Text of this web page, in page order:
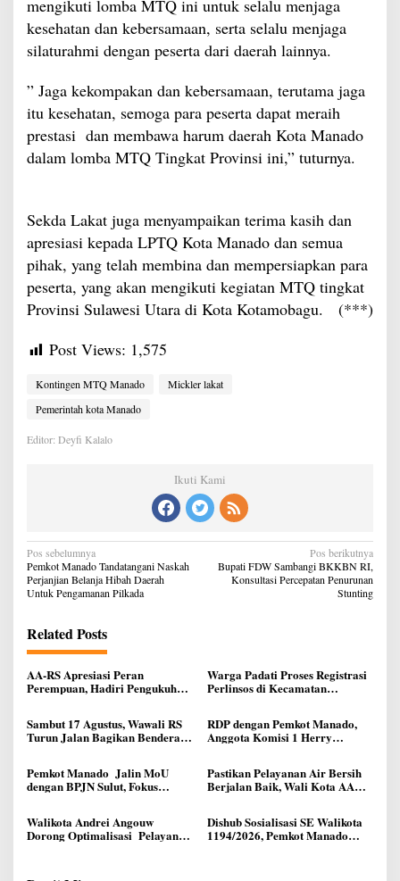
mengikuti lomba MTQ ini untuk selalu menjaga
kesehatan dan kebersamaan, serta selalu menjaga
silaturahmi dengan peserta dari daerah lainnya.
” Jaga kekompakan dan kebersamaan, terutama jaga
itu kesehatan, semoga para peserta dapat meraih
prestasi dan membawa harum daerah Kota Manado
dalam lomba MTQ Tingkat Provinsi ini,” tuturnya.
Sekda Lakat juga menyampaikan terima kasih dan
apresiasi kepada LPTQ Kota Manado dan semua
pihak, yang telah membina dan mempersiapkan para
peserta, yang akan mengikuti kegiatan MTQ tingkat
Provinsi Sulawesi Utara di Kota Kotamobagu. (***)
Post Views: 1,575
Kontingen MTQ Manado
Mickler lakat
Pemerintah kota Manado
Editor: Deyfi Kalalo
Ikuti Kami
Navigasi
pos
Pos sebelumnya
Pemkot Manado Tandatangani Naskah
Perjanjian Belanja Hibah Daerah
Untuk Pengamanan Pilkada
Pos berikutnya
Bupati FDW Sambangi BKKBN RI,
Konsultasi Percepatan Penurunan
Stunting
Related Posts
AA-RS Apresiasi Peran
Perempuan, Hadiri Pengukuhan
Warga Padati Proses Registrasi
Perlinsos di Kecamatan
Agar Bansos Tepat Sasaran
Sambut 17 Agustus, Wawali RS
Turun Jalan Bagikan Bendera
RDP dengan Pemkot Manado,
Anggota Komisi 1 Herry
Meningkatkan Pelayanan
kepada Masyarakat
Pemkot Manado Jalin MoU
dengan BPJN Sulut, Fokus
Pastikan Pelayanan Air Bersih
Berjalan Baik, Wali Kota AA
Walikota Andrei Angouw
Dorong Optimalisasi Pelayanan
Dishub Sosialisasi SE Walikota
1194/2026, Pemkot Manado